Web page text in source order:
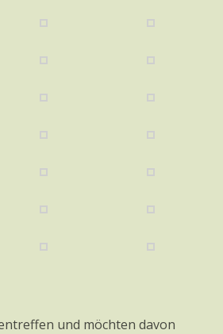
und möchten davon